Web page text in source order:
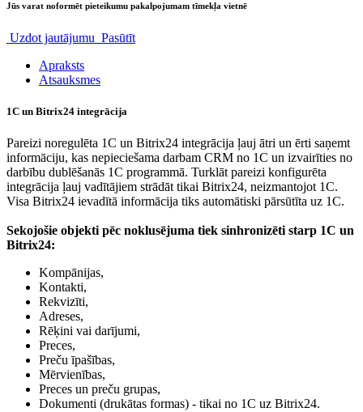
Jūs varat noformēt pieteikumu pakalpojumam tīmekļa vietnē
Uzdot jautājumu Pasūtīt
Apraksts
Atsauksmes
1C un Bitrix24 integrācija
Pareizi noregulēta 1C un Bitrix24 integrācija ļauj ātri un ērti saņemt
informāciju, kas nepieciešama darbam CRM no 1C un izvairīties no
darbību dublēšanās 1C programmā. Turklāt pareizi konfigurēta
integrācija ļauj vadītājiem strādāt tikai Bitrix24, neizmantojot 1C.
Visa Bitrix24 ievadītā informācija tiks automātiski pārsūtīta uz 1C.
Sekojošie objekti pēc noklusējuma tiek sinhronizēti starp 1C un
Bitrix24:
Kompānijas,
Kontakti,
Rekvizīti,
Adreses,
Rēķini vai darījumi,
Preces,
Preču īpašības,
Mērvienības,
Preces un preču grupas,
Dokumenti (drukātas formas) - tikai no 1C uz Bitrix24.